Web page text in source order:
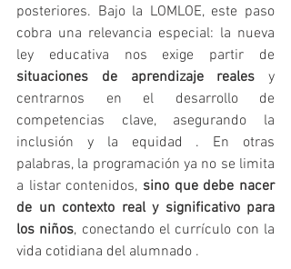
posteriores. Bajo la LOMLOE, este paso
cobra una relevancia especial: la nueva
situaciones de aprendizaje reales y
centrarnos en el desarrollo de
competencias clave, asegurando la
inclusión y la equidad . En otras
palabras, la programación ya no se limita
a listar contenidos, sino que debe nacer
de un contexto real y significativo para
los niños, conectando el currículo con la
vida cotidiana del alumnado .